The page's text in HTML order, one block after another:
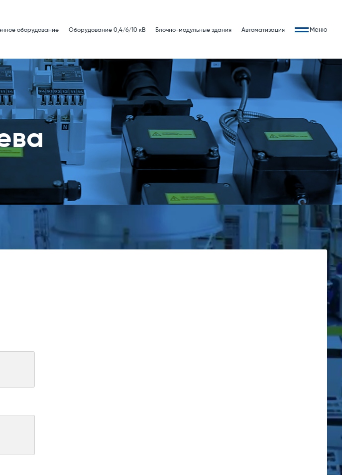
оборудование Оборудование 0,4/6/10 кВ Блочно-модульные здания Автоматизация Меню